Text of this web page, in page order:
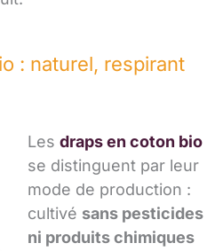
: naturel, respirant
Les draps en coton bio
se distinguent par leur
mode de production :
cultivé sans pesticides
ni produits chimiques